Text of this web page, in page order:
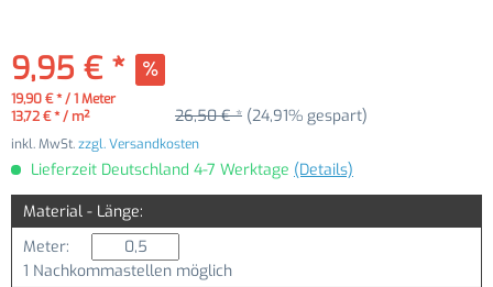
9,95 € *
19,90 € * / 1 Meter
13,72 € * / m²
26,50 € * (24,91% gespart)
inkl. MwSt.zzgl. Versandkosten
Lieferzeit Deutschland 4-7 Werktage (Details)
Material - Länge:
Meter:
1 Nachkommastellen möglich